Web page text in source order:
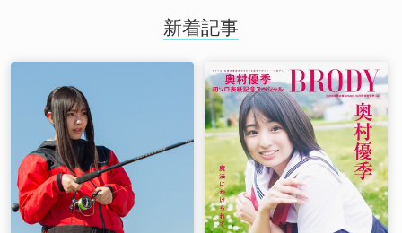
新着記事